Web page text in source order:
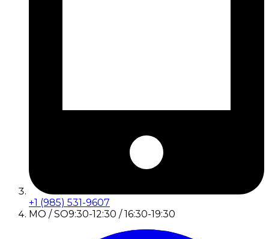
+1 (985) 531-9607
MO / SO9:30-12:30 / 16:30-19:30